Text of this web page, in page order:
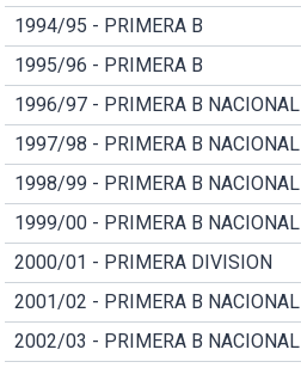
1994/95 - PRIMERA B
1995/96 - PRIMERA B
1996/97 - PRIMERA B NACIONAL
1997/98 - PRIMERA B NACIONAL
1998/99 - PRIMERA B NACIONAL
1999/00 - PRIMERA B NACIONAL
2000/01 - PRIMERA DIVISION
2001/02 - PRIMERA B NACIONAL
2002/03 - PRIMERA B NACIONAL